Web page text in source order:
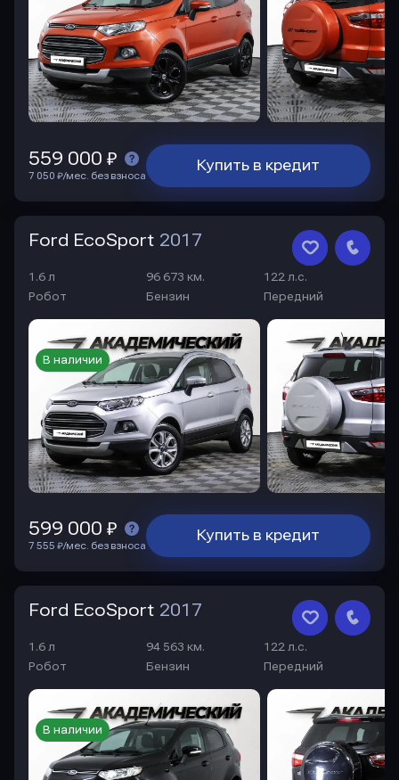
Купить в кредит
559 000 ₽
7 050 ₽/мес. без взноса
Ford EcoSport 2017
1.6 л 96 673 км.
122 л.с.
Робот
Бензин Передний
В наличии
Купить в кредит
599 000 ₽
7 555 ₽/мес. без взноса
Ford EcoSport 2017
1.6 л 94 563 км.
122 л.с.
Робот
Бензин Передний
В наличии